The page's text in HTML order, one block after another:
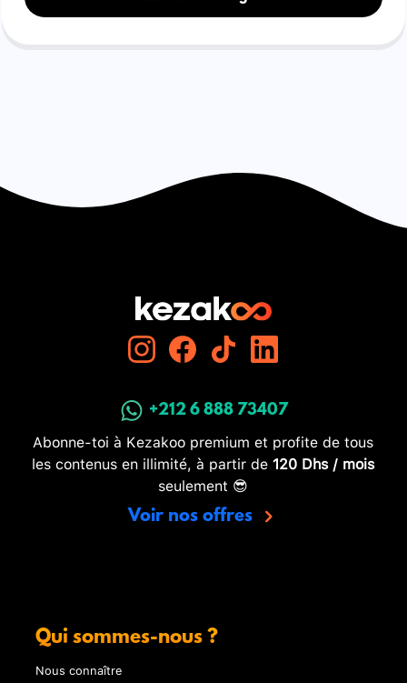
+212 6 888 73407
Abonne-toi à Kezakoo premium et profite de tous
les contenus en illimité, à partir de 120 Dhs / mois
seulement 😎
Voir nos offres
Qui sommes-nous ?
Nous connaître